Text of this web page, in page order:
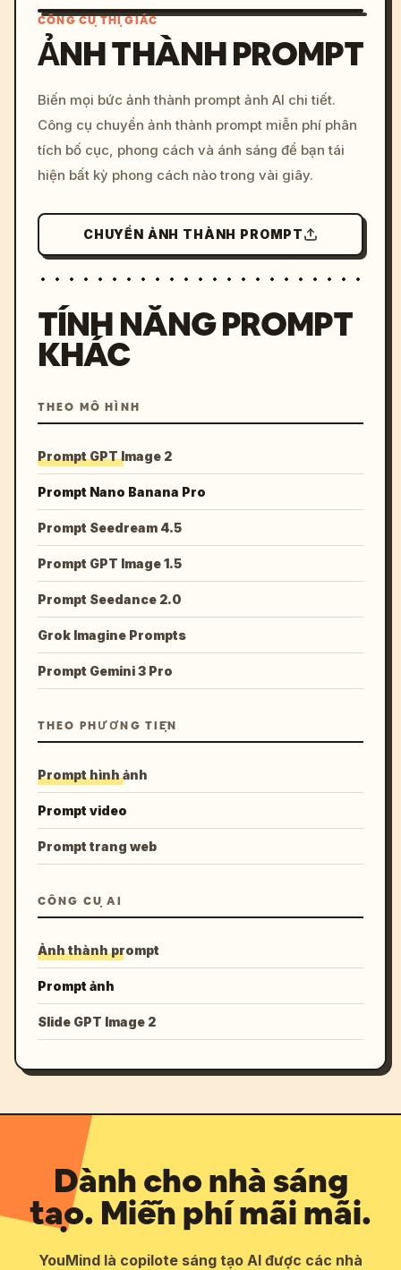
c, cyberpunk sunset, neon
colors, 8k --v 6.0
CÔNG CỤ THỊ GIÁC
ẢNH THÀNH PROMPT
Biến mọi bức ảnh thành prompt ảnh AI chi tiết.
Công cụ chuyển ảnh thành prompt miễn phí phân
tích bố cục, phong cách và ánh sáng để bạn tái
hiện bất kỳ phong cách nào trong vài giây.
CHUYỂN ẢNH THÀNH PROMPT
TÍNH NĂNG PROMPT
KHÁC
THEO MÔ HÌNH
Prompt GPT Image 2
Prompt Nano Banana Pro
Prompt Seedream 4.5
Prompt GPT Image 1.5
Prompt Seedance 2.0
Grok Imagine Prompts
Prompt Gemini 3 Pro
THEO PHƯƠNG TIỆN
Prompt hình ảnh
Prompt video
Prompt trang web
CÔNG CỤ AI
Ảnh thành prompt
Prompt ảnh
Slide GPT Image 2
Dành cho nhà sáng
tạo. Miễn phí mãi mãi.
YouMind là copilote sáng tạo AI được các nhà